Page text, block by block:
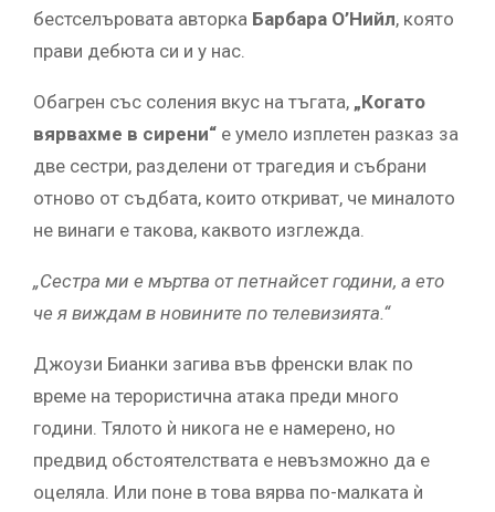
бестселъровата авторка Барбара О’Нийл, която
прави дебюта си и у нас.
Обагрен със соления вкус на тъгата, „Когато
вярвахме в сирени“ е умело изплетен разказ за
две сестри, разделени от трагедия и събрани
отново от съдбата, които откриват, че миналото
не винаги е такова, каквото изглежда.
„Сестра ми е мъртва от петнайсет години, а ето
че я виждам в новините по телевизията.“
Джоузи Бианки загива във френски влак по
време на терористична атака преди много
години. Тялото ѝ никога не е намерено, но
предвид обстоятелствата е невъзможно да е
оцеляла. Или поне в това вярва по-малката ѝ